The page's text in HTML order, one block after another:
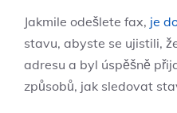
Jakmile odešlete fax, je
stavu, abyste se ujistili,
adresu a byl úspěšně
způsobů, jak sledovat